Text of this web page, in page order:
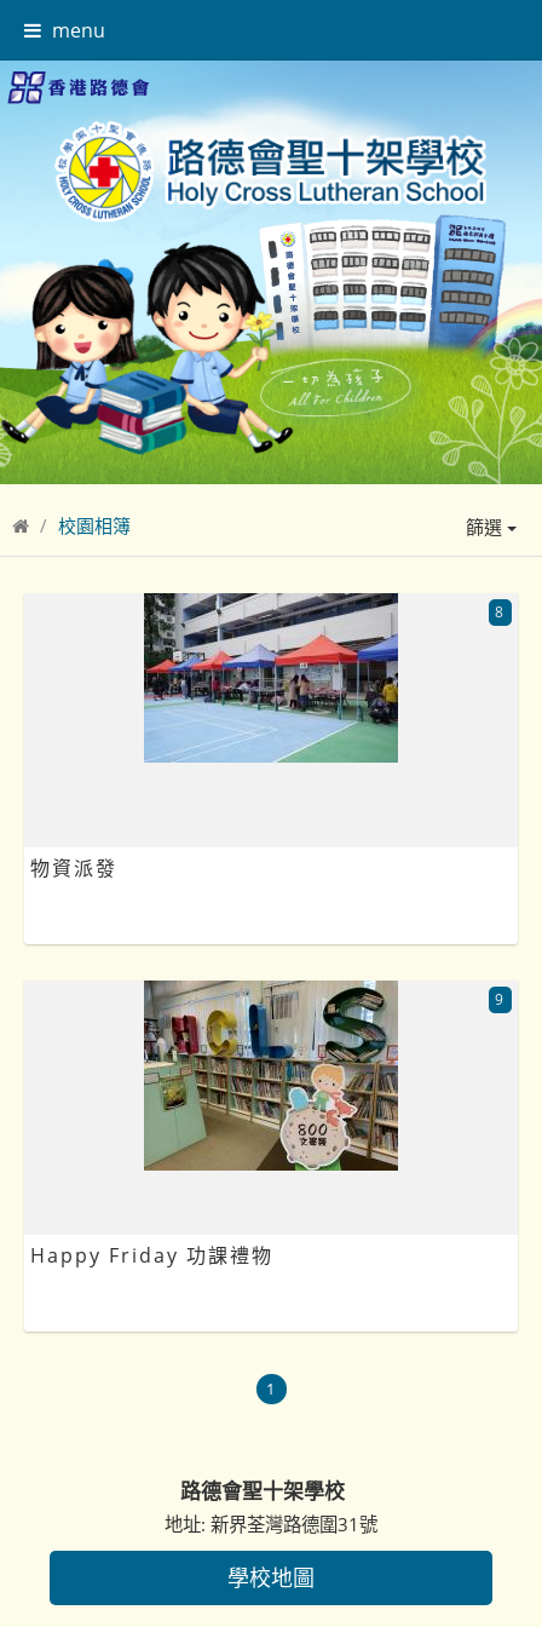
menu
校園相簿 篩選
物資派發
8
Happy Friday 功課禮物
9
1
路德會聖十架學校
地址: 新界荃灣路德圍31號
學校地圖